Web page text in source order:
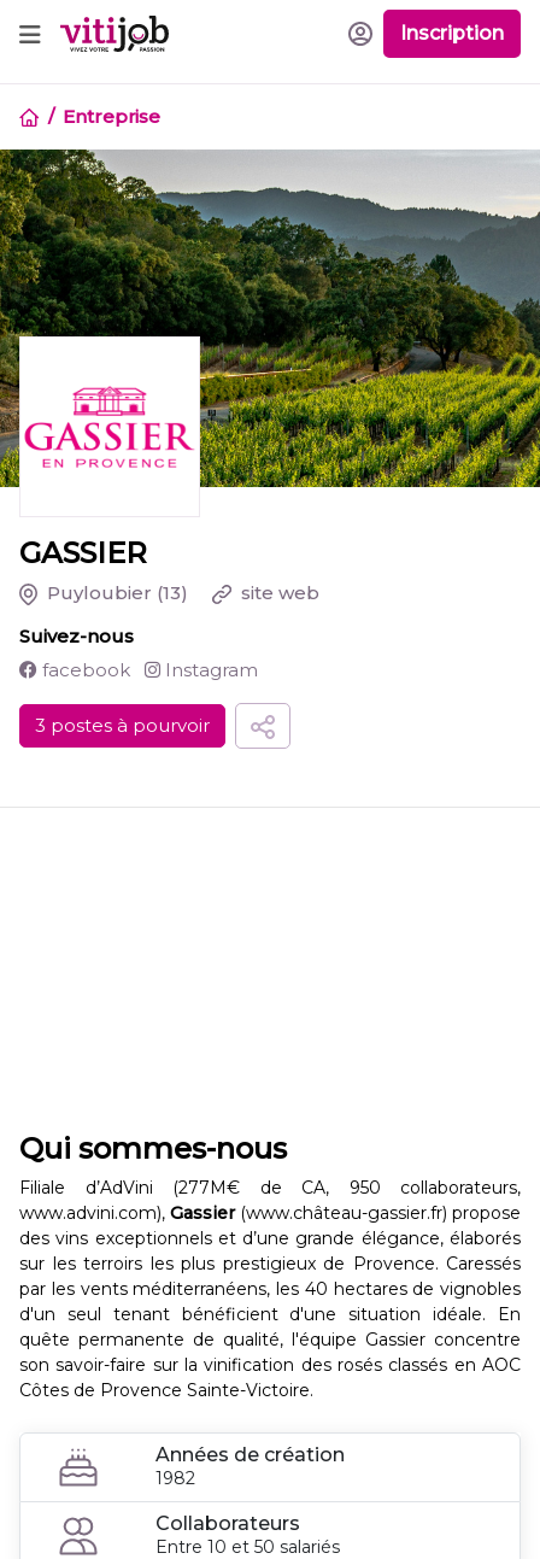
Inscription
Entreprise
GASSIER
Puyloubier (13)
site web
Suivez-nous
facebook
Instagram
3 postes à pourvoir
Qui sommes-nous
Filiale d’AdVini (277M€ de CA, 950 collaborateurs,
www.advini.com), Gassier (www.château-gassier.fr) propose
des vins exceptionnels et d’une grande élégance, élaborés
sur les terroirs les plus prestigieux de Provence. Caressés
par les vents méditerranéens, les 40 hectares de vignobles
d'un seul tenant bénéficient d'une situation idéale. En
quête permanente de qualité, l'équipe Gassier concentre
son savoir-faire sur la vinification des rosés classés en AOC
Côtes de Provence Sainte-Victoire.
Années de création
1982
Collaborateurs
Entre 10 et 50 salariés